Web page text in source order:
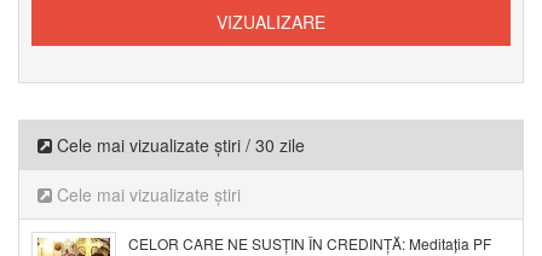
Cele mai vizualizate știri / 30 zile
Cele mai vizualizate știri
CELOR CARE NE SUSȚIN ÎN CREDINȚĂ: Meditația PF